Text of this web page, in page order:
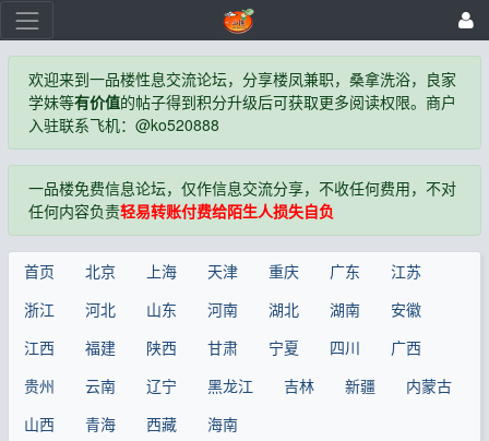
欢迎来到一品楼性息交流论坛，分享楼凤兼职，桑拿洗浴，良家
学妹等有价值的帖子得到积分升级后可获取更多阅读权限。商户
入驻联系飞机：@ko520888
一品楼免费信息论坛，仅作信息交流分享，不收任何费用，不对
任何内容负责轻易转账付费给陌生人损失自负
首页 北京 上海 天津 重庆 广东
江苏
浙江
河北 山东 河南 湖北 湖南
安徽
江西
福建 陕西 甘肃 宁夏 四川
广西
贵州
云南 辽宁 黑龙江 吉林 新疆
内蒙古
山西
青海 西藏 海南